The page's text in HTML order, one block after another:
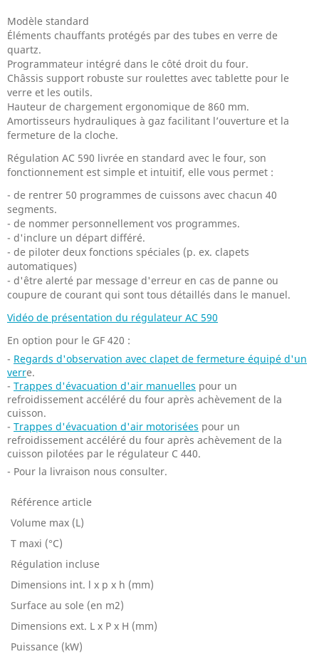
Modèle standard
Éléments chauffants protégés par des tubes en verre de
quartz.
Programmateur intégré dans le côté droit du four.
Châssis support robuste sur roulettes avec tablette pour le
verre et les outils.
Hauteur de chargement ergonomique de 860 mm.
Amortisseurs hydrauliques à gaz facilitant l’ouverture et la
fermeture de la cloche.
Régulation AC 590 livrée en standard avec le four, son
fonctionnement est simple et intuitif, elle vous permet :
- de rentrer 50 programmes de cuissons avec chacun 40
segments.
- de nommer personnellement vos programmes.
- d'inclure un départ différé.
- de piloter deux fonctions spéciales (p. ex. clapets
automatiques)
- d'être alerté par message d'erreur en cas de panne ou
coupure de courant qui sont tous détaillés dans le manuel.
Vidéo de présentation du régulateur AC 590
En option pour le GF 420 :
- Regards d'observation avec clapet de fermeture équipé d'un
verre.
- Trappes d'évacuation d'air manuelles pour un
refroidissement accéléré du four après achèvement de la
cuisson.
- Trappes d'évacuation d'air motorisées pour un
refroidissement accéléré du four après achèvement de la
cuisson pilotées par le régulateur C 440.
- Pour la livraison nous consulter.
Référence article
Volume max (L)
T maxi (°C)
Régulation incluse
Dimensions int. l x p x h (mm)
Surface au sole (en m2)
Dimensions ext. L x P x H (mm)
Puissance (kW)